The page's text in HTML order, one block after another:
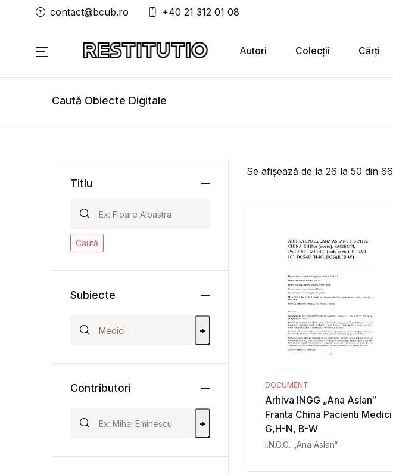
contact@bcub.ro +40 21 312 01 08
Autori Colecții Cărți
Caută Obiecte Digitale
Se afișează de la 26 la 50 din 66
DOCUMENT
Arhiva INGG „Ana Aslan“
Franta China Pacienti Medici
G,H-N, B-W
I.N.G.G. „Ana Aslan“
Titlu
Caută
Subiecte
+
Contributori
+